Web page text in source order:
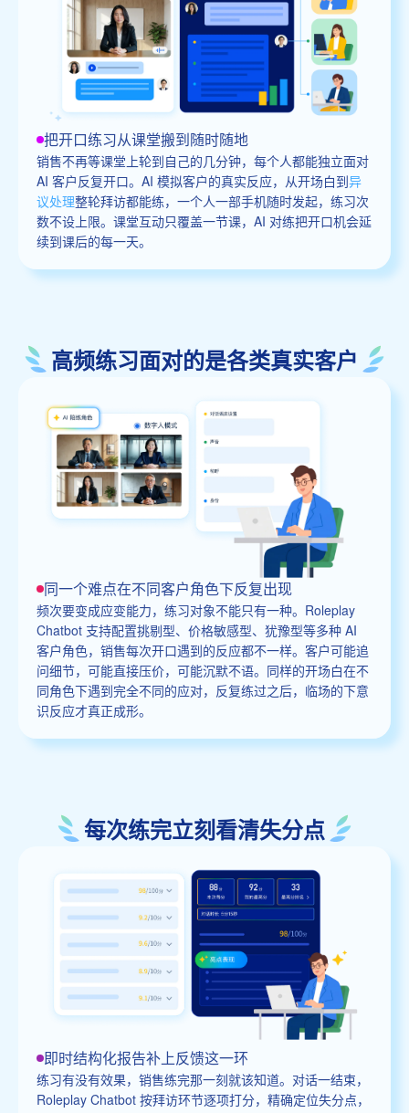
把开口练习从课堂搬到随时随地
销售不再等课堂上轮到自己的几分钟，每个人都能独立面对
AI 客户反复开口。AI 模拟客户的真实反应，从开场白到异
议处理整轮拜访都能练，一个人一部手机随时发起，练习次
数不设上限。课堂互动只覆盖一节课，AI 对练把开口机会延
续到课后的每一天。
高频练习面对的是各类真实客户
同一个难点在不同客户角色下反复出现
频次要变成应变能力，练习对象不能只有一种。Roleplay
Chatbot 支持配置挑剔型、价格敏感型、犹豫型等多种 AI
客户角色，销售每次开口遇到的反应都不一样。客户可能追
问细节，可能直接压价，可能沉默不语。同样的开场白在不
同角色下遇到完全不同的应对，反复练过之后，临场的下意
识反应才真正成形。
每次练完立刻看清失分点
即时结构化报告补上反馈这一环
练习有没有效果，销售练完那一刻就该知道。对话一结束，
Roleplay Chatbot 按拜访环节逐项打分，精确定位失分点，